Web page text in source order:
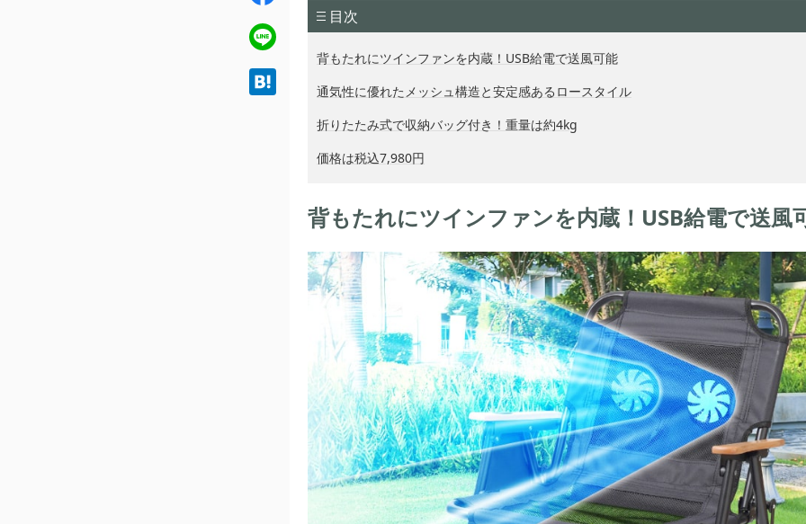
目次
背もたれにツインファンを内蔵！USB給電で送風可能
通気性に優れたメッシュ構造と安定感あるロースタイル
折りたたみ式で収納バッグ付き！重量は約4kg
価格は税込7,980円
背もたれにツインファンを内蔵！USB給電で送風
ebo
ok
line
hat
ena